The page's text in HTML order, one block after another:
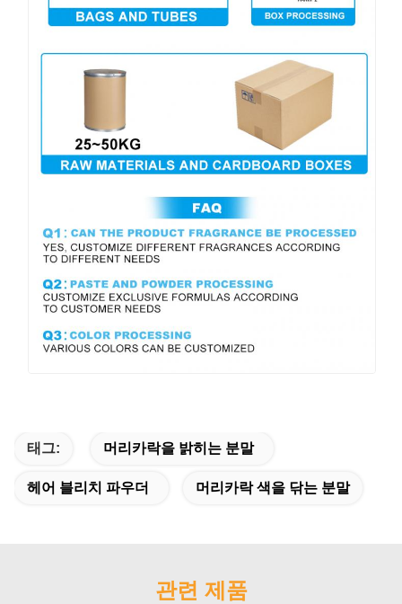
태그: 머리카락을 밝히는 분말
헤어 블리치 파우더 머리카락 색을 닦는 분말
관련 제품